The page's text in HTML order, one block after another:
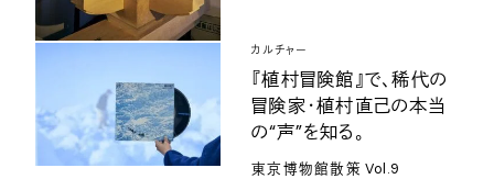
カルチャー
『植村冒険館』で、稀代の
冒険家・植村直己の本当
の“声”を知る。
東京博物館散策 Vol.9